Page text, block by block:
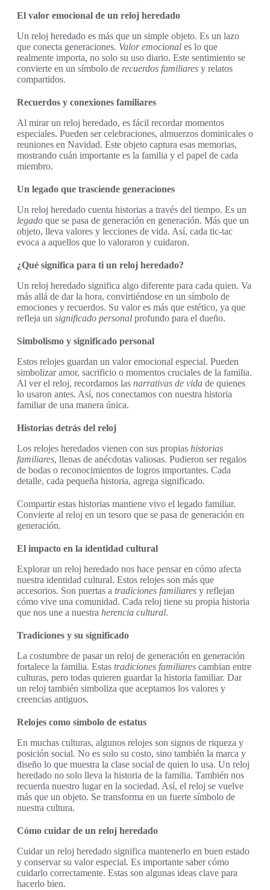
El valor emocional de un reloj heredado
Un reloj heredado es más que un simple objeto. Es un lazo
que conecta generaciones. Valor emocional es lo que
realmente importa, no solo su uso diario. Este sentimiento se
convierte en un símbolo de recuerdos familiares y relatos
compartidos.
Recuerdos y conexiones familiares
Al mirar un reloj heredado, es fácil recordar momentos
especiales. Pueden ser celebraciones, almuerzos dominicales o
reuniones en Navidad. Este objeto captura esas memorias,
mostrando cuán importante es la familia y el papel de cada
miembro.
Un legado que trasciende generaciones
Un reloj heredado cuenta historias a través del tiempo. Es un
legado que se pasa de generación en generación. Más que un
objeto, lleva valores y lecciones de vida. Así, cada tic-tac
evoca a aquellos que lo valoraron y cuidaron.
¿Qué significa para ti un reloj heredado?
Un reloj heredado significa algo diferente para cada quien. Va
más allá de dar la hora, convirtiéndose en un símbolo de
emociones y recuerdos. Su valor es más que estético, ya que
refleja un significado personal profundo para el dueño.
Simbolismo y significado personal
Estos relojes guardan un valor emocional especial. Pueden
simbolizar amor, sacrificio o momentos cruciales de la familia.
Al ver el reloj, recordamos las narrativas de vida de quienes
lo usaron antes. Así, nos conectamos con nuestra historia
familiar de una manera única.
Historias detrás del reloj
Los relojes heredados vienen con sus propias historias
familiares, llenas de anécdotas valiosas. Pudieron ser regalos
de bodas o reconocimientos de logros importantes. Cada
detalle, cada pequeña historia, agrega significado.
Compartir estas historias mantiene vivo el legado familiar.
Convierte al reloj en un tesoro que se pasa de generación en
generación.
El impacto en la identidad cultural
Explorar un reloj heredado nos hace pensar en cómo afecta
nuestra identidad cultural. Estos relojes son más que
accesorios. Son puertas a tradiciones familiares y reflejan
cómo vive una comunidad. Cada reloj tiene su propia historia
que nos une a nuestra herencia cultural.
Tradiciones y su significado
La costumbre de pasar un reloj de generación en generación
fortalece la familia. Estas tradiciones familiares cambian entre
culturas, pero todas quieren guardar la historia familiar. Dar
un reloj también simboliza que aceptamos los valores y
creencias antiguos.
Relojes como símbolo de estatus
En muchas culturas, algunos relojes son signos de riqueza y
posición social. No es solo su costo, sino también la marca y
diseño lo que muestra la clase social de quien lo usa. Un reloj
heredado no solo lleva la historia de la familia. También nos
recuerda nuestro lugar en la sociedad. Así, el reloj se vuelve
más que un objeto. Se transforma en un fuerte símbolo de
nuestra cultura.
Cómo cuidar de un reloj heredado
Cuidar un reloj heredado significa mantenerlo en buen estado
y conservar su valor especial. Es importante saber cómo
cuidarlo correctamente. Estas son algunas ideas clave para
hacerlo bien.